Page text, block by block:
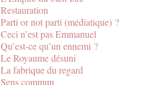
Restauration
Parti or not parti (médiatique) ?
Ceci n’est pas Emmanuel
Qu’est-ce qu’un ennemi ?
Le Royaume désuni
La fabrique du regard
Sens commun